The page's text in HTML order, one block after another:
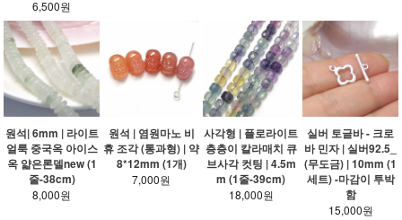
6,500원
원석| 6mm | 라이트
얼룩 중국옥 아이스
옥 얇은론델new (1
줄-38cm)
8,000원
원석 | 염원마노 비
휴 조각 (통과형) | 약
8*12mm (1개)
7,000원
사각형 | 플로라이트
층층이 칼라매치 큐
브사각 컷팅 | 4.5m
m (1줄-39cm)
18,000원
실버 토글바 - 크로
바 민자 | 실버92.5_
(무도금) | 10mm (1
세트) -마감이 투박
함
15,000원